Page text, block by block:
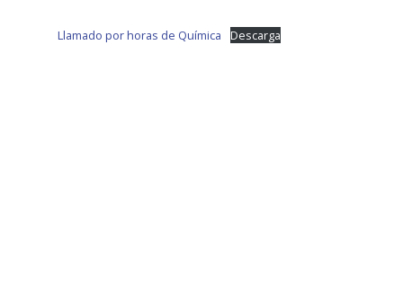
Llamado por horas de Química Descarga